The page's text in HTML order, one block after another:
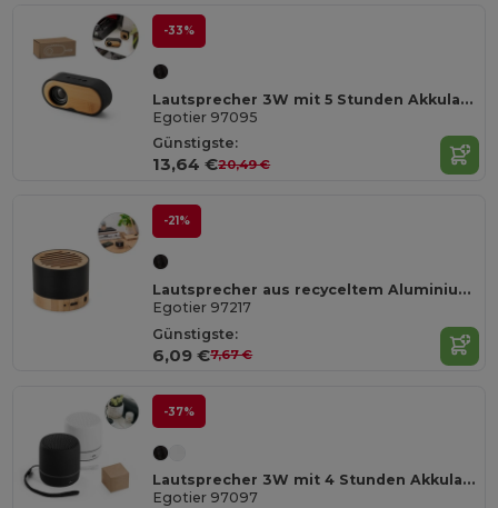
-33%
Lautsprecher 3W mit 5 Stunden Akkulaufzeit aus Bambus und Recyceltes ABS (100% rABS)
Egotier 97095
Günstigste:
13,64 €20,49 €
-21%
Lautsprecher aus recyceltem Aluminium (100% rAL), 3 Stunden Akkulaufzeit
Egotier 97217
Günstigste:
6,09 €7,67 €
-37%
Lautsprecher 3W mit 4 Stunden Akkulaufzeit aus recyceltem ABS (100 % rABS)
Egotier 97097